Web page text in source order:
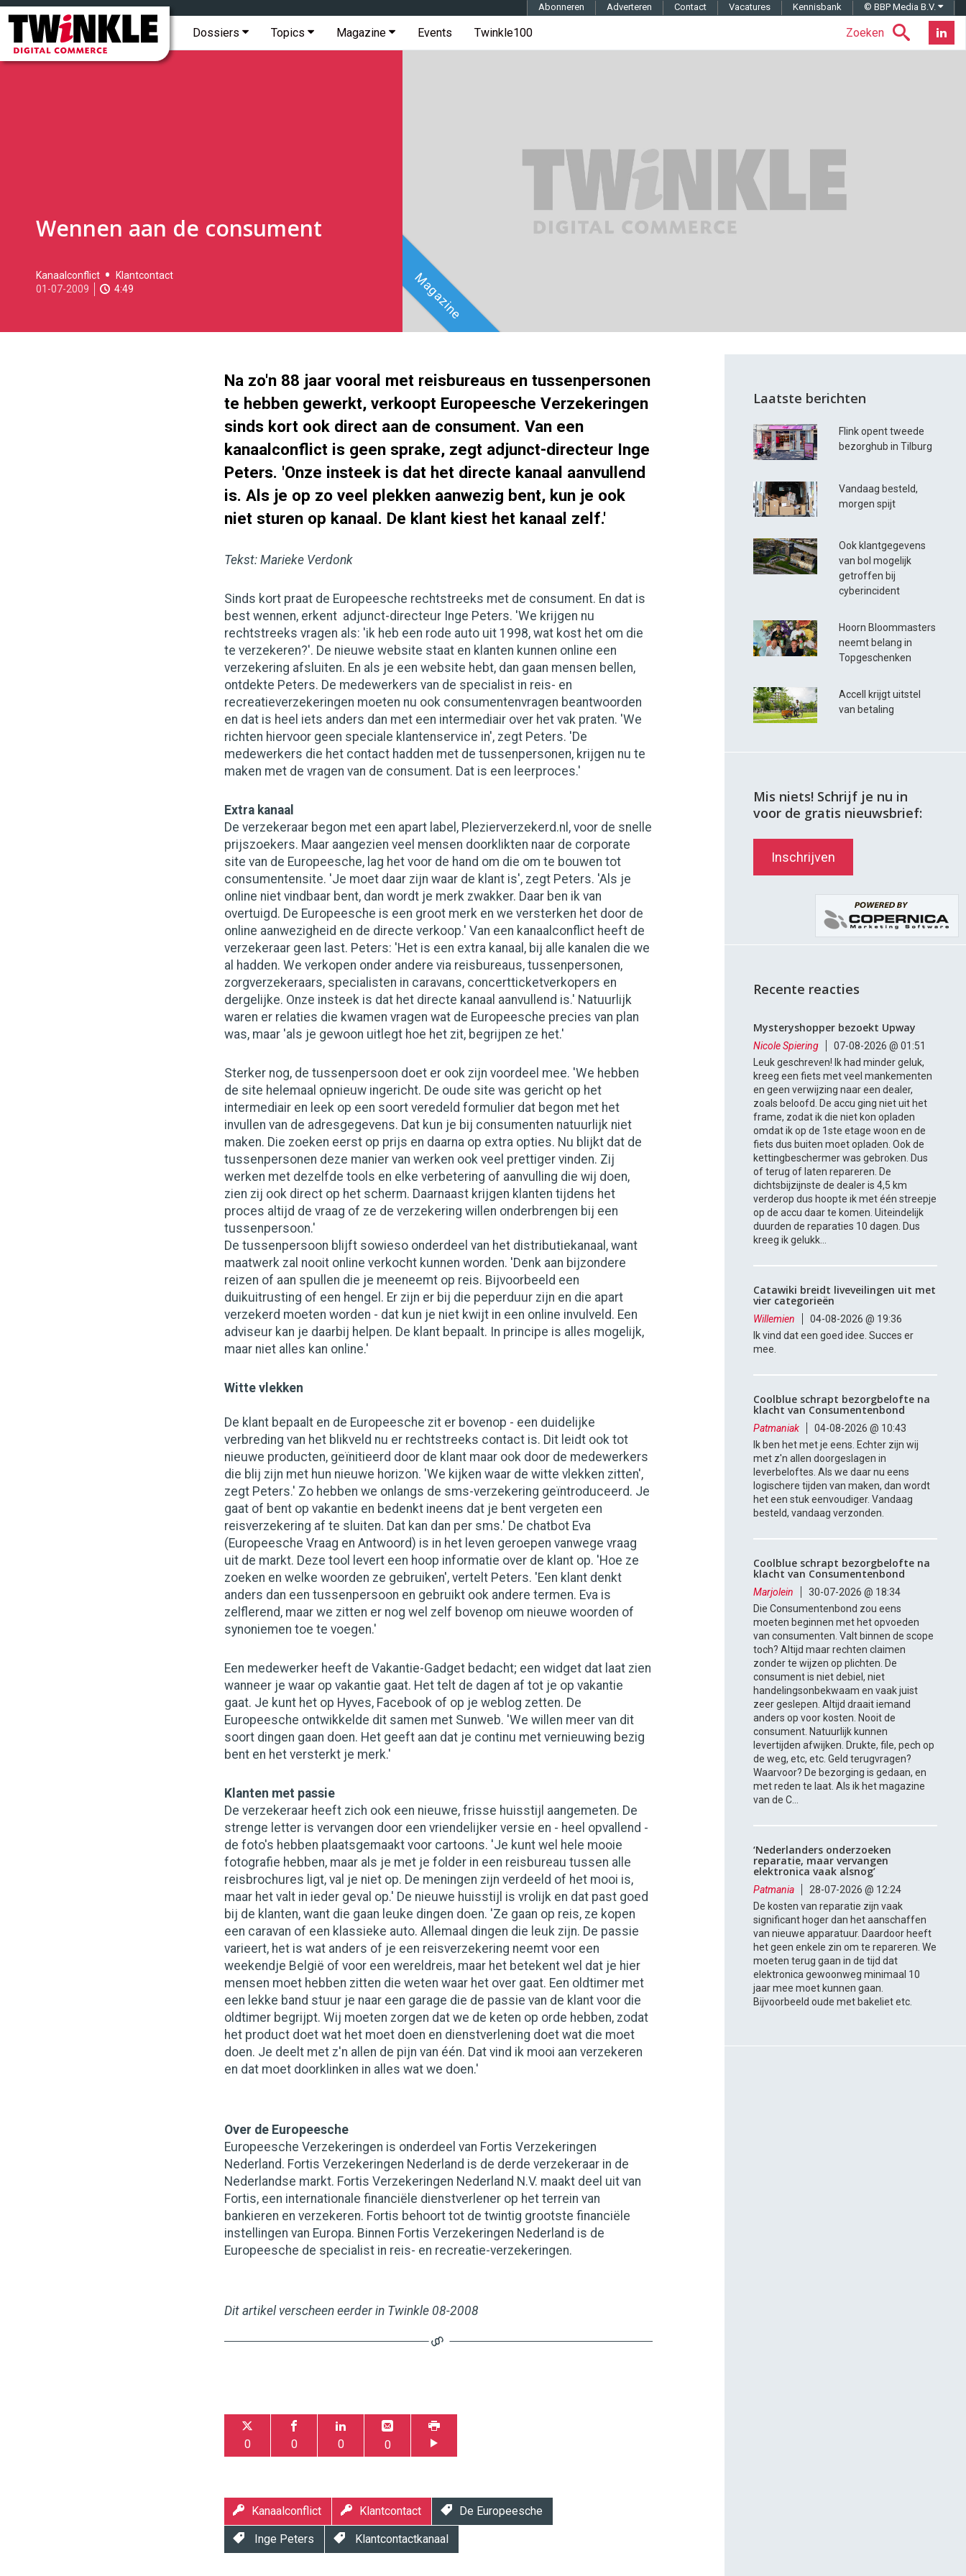
Twinkle
Digital
Commerce
Hoofdmenu Zoeken
Dossiers Topics Magazine Events Twinkle100
Topmenu Abonneren Adverteren Contact Vacatures Kennisbank © BBP Media B.V.
Wennen aan de consument
2009-
07-
05-
Kanaalconflict
Klantcontact
01-07-2009
4:49 Magazine
Na zo'n 88 jaar vooral met reisbureaus en tussenpersonen
te hebben gewerkt, verkoopt Europeesche Verzekeringen
sinds kort ook direct aan de consument. Van een
kanaalconflict is geen sprake, zegt adjunct-directeur Inge
Peters. 'Onze insteek is dat het directe kanaal aanvullend
is. Als je op zo veel plekken aanwezig bent, kun je ook
niet sturen op kanaal. De klant kiest het kanaal zelf.'
Tekst: Marieke Verdonk
Sinds kort praat de Europeesche rechtstreeks met de consument. En dat is
best wennen, erkent adjunct-directeur Inge Peters. 'We krijgen nu
rechtstreeks vragen als: 'ik heb een rode auto uit 1998, wat kost het om die
te verzekeren?'. De nieuwe website staat en klanten kunnen online een
verzekering afsluiten. En als je een website hebt, dan gaan mensen bellen,
ontdekte Peters. De medewerkers van de specialist in reis- en
recreatieverzekeringen moeten nu ook consumentenvragen beantwoorden
en dat is heel iets anders dan met een intermediair over het vak praten. 'We
richten hiervoor geen speciale klantenservice in', zegt Peters. 'De
medewerkers die het contact hadden met de tussenpersonen, krijgen nu te
maken met de vragen van de consument. Dat is een leerproces.'
Extra kanaal
De verzekeraar begon met een apart label, Plezierverzekerd.nl, voor de snelle
prijszoekers. Maar aangezien veel mensen doorklikten naar de corporate
site van de Europeesche, lag het voor de hand om die om te bouwen tot
consumentensite. 'Je moet daar zijn waar de klant is', zegt Peters. 'Als je
online niet vindbaar bent, dan wordt je merk zwakker. Daar ben ik van
overtuigd. De Europeesche is een groot merk en we versterken het door de
online aanwezigheid en de directe verkoop.' Van een kanaalconflict heeft de
verzekeraar geen last. Peters: 'Het is een extra kanaal, bij alle kanalen die we
al hadden. We verkopen onder andere via reisbureaus, tussenpersonen,
zorgverzekeraars, specialisten in caravans, concertticketverkopers en
dergelijke. Onze insteek is dat het directe kanaal aanvullend is.' Natuurlijk
waren er relaties die kwamen vragen wat de Europeesche precies van plan
was, maar 'als je gewoon uitlegt hoe het zit, begrijpen ze het.'
Sterker nog, de tussenpersoon doet er ook zijn voordeel mee. 'We hebben
de site helemaal opnieuw ingericht. De oude site was gericht op het
intermediair en leek op een soort veredeld formulier dat begon met het
invullen van de adresgegevens. Dat kun je bij consumenten natuurlijk niet
maken. Die zoeken eerst op prijs en daarna op extra opties. Nu blijkt dat de
tussenpersonen deze manier van werken ook veel prettiger vinden. Zij
werken met dezelfde tools en elke verbetering of aanvulling die wij doen,
zien zij ook direct op het scherm. Daarnaast krijgen klanten tijdens het
proces altijd de vraag of ze de verzekering willen onderbrengen bij een
tussenpersoon.'
De tussenpersoon blijft sowieso onderdeel van het distributiekanaal, want
maatwerk zal nooit online verkocht kunnen worden. 'Denk aan bijzondere
reizen of aan spullen die je meeneemt op reis. Bijvoorbeeld een
duikuitrusting of een hengel. Er zijn er bij die peperduur zijn en die apart
verzekerd moeten worden - dat kun je niet kwijt in een online invulveld. Een
adviseur kan je daarbij helpen. De klant bepaalt. In principe is alles mogelijk,
maar niet alles kan online.'
Witte vlekken
De klant bepaalt en de Europeesche zit er bovenop - een duidelijke
verbreding van het blikveld nu er rechtstreeks contact is. Dit leidt ook tot
nieuwe producten, geïnitieerd door de klant maar ook door de medewerkers
die blij zijn met hun nieuwe horizon. 'We kijken waar de witte vlekken zitten',
zegt Peters.' Zo hebben we onlangs de sms-verzekering geïntroduceerd. Je
gaat of bent op vakantie en bedenkt ineens dat je bent vergeten een
reisverzekering af te sluiten. Dat kan dan per sms.' De chatbot Eva
(Europeesche Vraag en Antwoord) is in het leven geroepen vanwege vraag
uit de markt. Deze tool levert een hoop informatie over de klant op. 'Hoe ze
zoeken en welke woorden ze gebruiken', vertelt Peters. 'Een klant denkt
anders dan een tussenpersoon en gebruikt ook andere termen. Eva is
zelflerend, maar we zitten er nog wel zelf bovenop om nieuwe woorden of
synoniemen toe te voegen.'
Een medewerker heeft de Vakantie-Gadget bedacht; een widget dat laat zien
wanneer je waar op vakantie gaat. Het telt de dagen af tot je op vakantie
gaat. Je kunt het op Hyves, Facebook of op je weblog zetten. De
Europeesche ontwikkelde dit samen met Sunweb. 'We willen meer van dit
soort dingen gaan doen. Het geeft aan dat je continu met vernieuwing bezig
bent en het versterkt je merk.'
Klanten met passie
De verzekeraar heeft zich ook een nieuwe, frisse huisstijl aangemeten. De
strenge letter is vervangen door een vriendelijker versie en - heel opvallend -
de foto's hebben plaatsgemaakt voor cartoons. 'Je kunt wel hele mooie
fotografie hebben, maar als je met je folder in een reisbureau tussen alle
reisbrochures ligt, val je niet op. De meningen zijn verdeeld of het mooi is,
maar het valt in ieder geval op.' De nieuwe huisstijl is vrolijk en dat past goed
bij de klanten, want die gaan leuke dingen doen. 'Ze gaan op reis, ze kopen
een caravan of een klassieke auto. Allemaal dingen die leuk zijn. De passie
varieert, het is wat anders of je een reisverzekering neemt voor een
weekendje België of voor een wereldreis, maar het betekent wel dat je hier
mensen moet hebben zitten die weten waar het over gaat. Een oldtimer met
een lekke band stuur je naar een garage die de passie van de klant voor die
oldtimer begrijpt. Wij moeten zorgen dat we de keten op orde hebben, zodat
het product doet wat het moet doen en dienstverlening doet wat die moet
doen. Je deelt met z'n allen de pijn van één. Dat vind ik mooi aan verzekeren
en dat moet doorklinken in alles wat we doen.'
Over de Europeesche
Europeesche Verzekeringen is onderdeel van Fortis Verzekeringen
Nederland. Fortis Verzekeringen Nederland is de derde verzekeraar in de
Nederlandse markt. Fortis Verzekeringen Nederland N.V. maakt deel uit van
Fortis, een internationale financiële dienstverlener op het terrein van
bankieren en verzekeren. Fortis behoort tot de twintig grootste financiële
instellingen van Europa. Binnen Fortis Verzekeringen Nederland is de
Europeesche de specialist in reis- en recreatie-verzekeringen.
Dit artikel verscheen eerder in Twinkle 08-2008
0 0 0 0
Kanaalconflict Klantcontact De Europeesche
Inge Peters Klantcontactkanaal
Laatste berichten
Flink opent tweede
bezorghub in Tilburg
Vandaag besteld,
morgen spijt
Ook klantgegevens
van bol mogelijk
getroffen bij
cyberincident
Hoorn Bloommasters
neemt belang in
Topgeschenken
Accell krijgt uitstel
van betaling
Mis niets! Schrijf je nu in
voor de gratis nieuwsbrief:
Inschrijven
Recente reacties
Mysteryshopper bezoekt Upway
Nicole Spiering
07-08-2026 @ 01:51
Leuk geschreven! Ik had minder geluk,
kreeg een fiets met veel mankementen
en geen verwijzing naar een dealer,
zoals beloofd. De accu ging niet uit het
frame, zodat ik die niet kon opladen
omdat ik op de 1ste etage woon en de
fiets dus buiten moet opladen. Ook de
kettingbeschermer was gebroken. Dus
of terug of laten repareren. De
dichtsbijzijnste de dealer is 4,5 km
verderop dus hoopte ik met één streepje
op de accu daar te komen. Uiteindelijk
duurden de reparaties 10 dagen. Dus
kreeg ik gelukk...
Catawiki breidt liveveilingen uit met
vier categorieën
Willemien
04-08-2026 @ 19:36
Ik vind dat een goed idee. Succes er
mee.
Coolblue schrapt bezorgbelofte na
klacht van Consumentenbond
Patmaniak
04-08-2026 @ 10:43
Ik ben het met je eens. Echter zijn wij
met z'n allen doorgeslagen in
leverbeloftes. Als we daar nu eens
logischere tijden van maken, dan wordt
het een stuk eenvoudiger. Vandaag
besteld, vandaag verzonden.
Coolblue schrapt bezorgbelofte na
klacht van Consumentenbond
Marjolein
30-07-2026 @ 18:34
Die Consumentenbond zou eens
moeten beginnen met het opvoeden
van consumenten. Valt binnen de scope
toch? Altijd maar rechten claimen
zonder te wijzen op plichten. De
consument is niet debiel, niet
handelingsonbekwaam en vaak juist
zeer geslepen. Altijd draait iemand
anders op voor kosten. Nooit de
consument. Natuurlijk kunnen
levertijden afwijken. Drukte, file, pech op
de weg, etc, etc. Geld terugvragen?
Waarvoor? De bezorging is gedaan, en
met reden te laat. Als ik het magazine
van de C...
‘Nederlanders onderzoeken
reparatie, maar vervangen
elektronica vaak alsnog’
Patmania
28-07-2026 @ 12:24
De kosten van reparatie zijn vaak
significant hoger dan het aanschaffen
van nieuwe apparatuur. Daardoor heeft
het geen enkele zin om te repareren. We
moeten terug gaan in de tijd dat
elektronica gewoonweg minimaal 10
jaar mee moet kunnen gaan.
Bijvoorbeeld oude met bakeliet etc.